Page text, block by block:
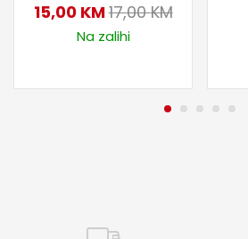
15,00 KM17,00KM
Na zalihi